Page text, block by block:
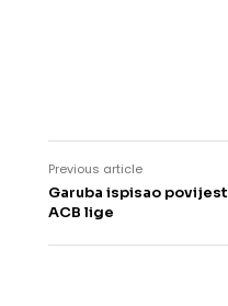
Previous article
Garuba ispisao povijest
ACB lige